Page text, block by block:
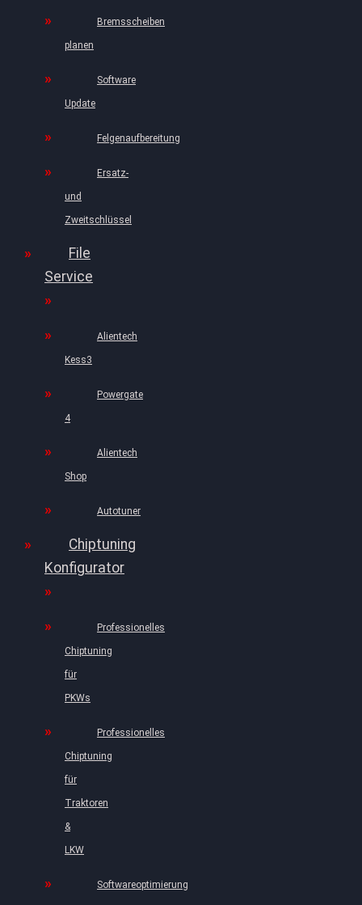
Bremsscheiben
planen
Software
Update
Felgenaufbereitung
Ersatz-
und
Zweitschlüssel
File
Service
Alientech
Kess3
Powergate
4
Alientech
Shop
Autotuner
Chiptuning
Konfigurator
Professionelles
Chiptuning
für
PKWs
Professionelles
Chiptuning
für
Traktoren
&
LKW
Softwareoptimierung